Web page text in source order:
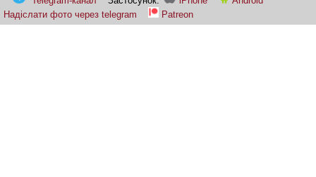
Надіслати фото через telegram
Patreon